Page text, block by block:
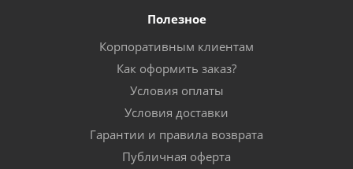
Полезное
Корпоративным клиентам
Как оформить заказ?
Условия оплаты
Условия доставки
Гарантии и правила возврата
Публичная оферта